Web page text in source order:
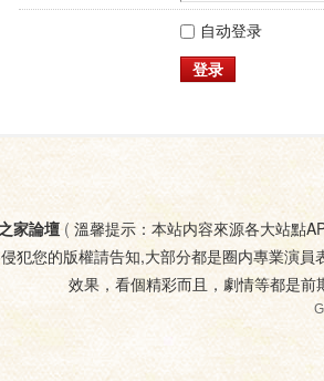
自动登录
登录
家論壇( 溫馨提示：本站内容來源各大站點
犯您的版權請告知,大部分都是圈内專業演
效果，看個精彩而且，劇情等都是